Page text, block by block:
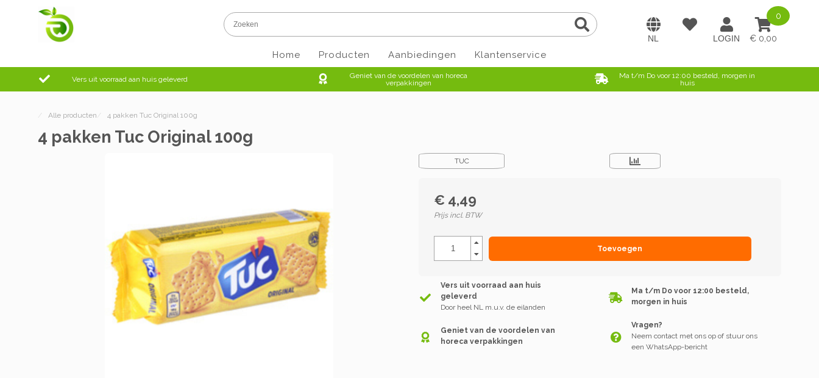
0,00
0
Home Producten Aanbiedingen Klantenservice
Vers uit voorraad aan huis geleverd
Geniet van de voordelen van horeca
verpakkingen
Ma t/m Do voor 12:00 besteld, morgen in
huis
/ Alle producten / 4 pakken Tuc Original 100g
4 pakken Tuc Original 100g
TUC
€ 4,49
Prijs incl. BTW
Toevoegen
Vers uit voorraad aan huis
geleverd
Door heel NL m.u.v. de eilanden
Ma t/m Do voor 12:00 besteld,
morgen in huis
Geniet van de voordelen van
horeca verpakkingen
Vragen?
Neem contact met ons op of stuur ons
een WhatsApp-bericht